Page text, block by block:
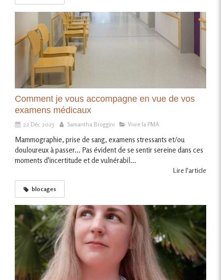
Comment je vous accompagne en vue de vos
examens médicaux
22 Déc 2023 Samantha Broggini Vivre la PMA
Mammographie, prise de sang, examens stressants et/ou
douloureux à passer... Pas évident de se sentir sereine dans ces
moments d'incertitude et de vulnérabil...
Lire l'article
blocages